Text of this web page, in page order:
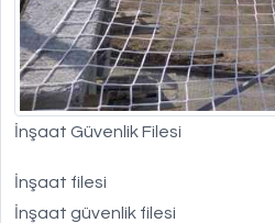
İnşaat Güvenlik Filesi
İnşaat filesi
İnşaat güvenlik filesi